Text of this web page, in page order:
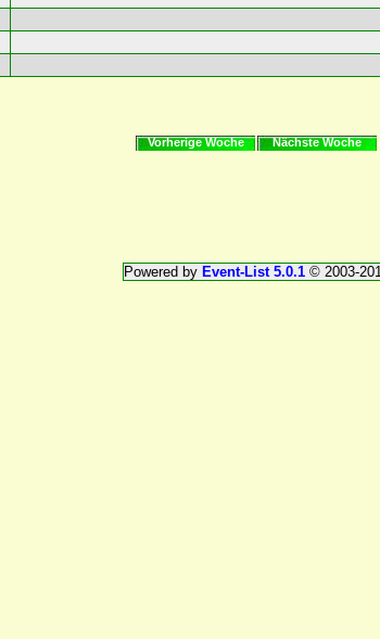
Vorherige Woche Nächste Woche
Powered by Event-List 5.0.1© 2003-